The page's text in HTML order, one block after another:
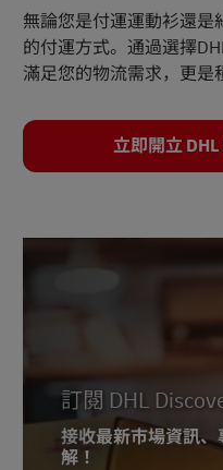
無論您是付運運動衫還是
的付運方式。通過選擇
滿足您的物流需求，更是
立即開立 DHL
訂閱 DHL
接收最新市場資訊
解！